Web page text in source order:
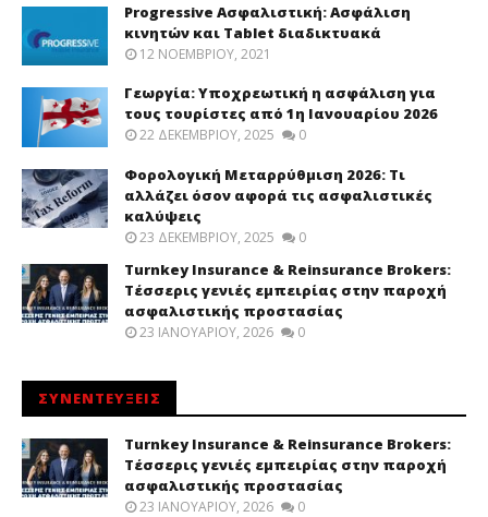
Progressive Ασφαλιστική: Ασφάλιση
κινητών και Tablet διαδικτυακά
12 ΝΟΕΜΒΡΊΟΥ, 2021
Γεωργία: Υποχρεωτική η ασφάλιση για
τους τουρίστες από 1η Ιανουαρίου 2026
22 ΔΕΚΕΜΒΡΊΟΥ, 2025 0
Φορολογική Μεταρρύθμιση 2026: Τι
αλλάζει όσον αφορά τις ασφαλιστικές
καλύψεις
23 ΔΕΚΕΜΒΡΊΟΥ, 2025 0
Turnkey Insurance & Reinsurance Brokers:
Τέσσερις γενιές εμπειρίας στην παροχή
ασφαλιστικής προστασίας
23 ΙΑΝΟΥΑΡΊΟΥ, 2026 0
ΣΥΝΕΝΤΕΥΞΕΙΣ
Turnkey Insurance & Reinsurance Brokers:
Τέσσερις γενιές εμπειρίας στην παροχή
ασφαλιστικής προστασίας
23 ΙΑΝΟΥΑΡΊΟΥ, 2026 0